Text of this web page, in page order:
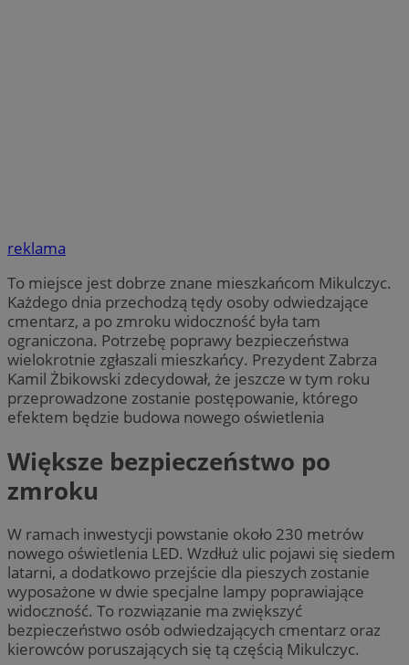
reklama
To miejsce jest dobrze znane mieszkańcom Mikulczyc.
Każdego dnia przechodzą tędy osoby odwiedzające
cmentarz, a po zmroku widoczność była tam
ograniczona. Potrzebę poprawy bezpieczeństwa
wielokrotnie zgłaszali mieszkańcy. Prezydent Zabrza
Kamil Żbikowski zdecydował, że jeszcze w tym roku
przeprowadzone zostanie postępowanie, którego
efektem będzie budowa nowego oświetlenia
Większe bezpieczeństwo po
zmroku
W ramach inwestycji powstanie około 230 metrów
nowego oświetlenia LED. Wzdłuż ulic pojawi się siedem
latarni, a dodatkowo przejście dla pieszych zostanie
wyposażone w dwie specjalne lampy poprawiające
widoczność. To rozwiązanie ma zwiększyć
bezpieczeństwo osób odwiedzających cmentarz oraz
kierowców poruszających się tą częścią Mikulczyc.